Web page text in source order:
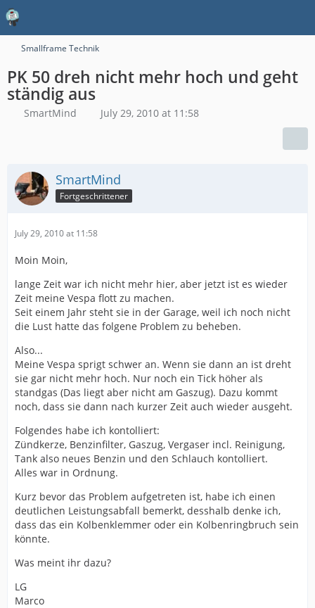
Smallframe Technik
PK 50 dreh nicht mehr hoch und geht
ständig aus
SmartMind July 29, 2010 at 11:58
SmartMind
Fortgeschrittener
July 29, 2010 at 11:58
Moin Moin,
lange Zeit war ich nicht mehr hier, aber jetzt ist es wieder
Zeit meine Vespa flott zu machen.
Seit einem Jahr steht sie in der Garage, weil ich noch nicht
die Lust hatte das folgene Problem zu beheben.
Also...
Meine Vespa sprigt schwer an. Wenn sie dann an ist dreht
sie gar nicht mehr hoch. Nur noch ein Tick höher als
standgas (Das liegt aber nicht am Gaszug). Dazu kommt
noch, dass sie dann nach kurzer Zeit auch wieder ausgeht.
Folgendes habe ich kontolliert:
Zündkerze, Benzinfilter, Gaszug, Vergaser incl. Reinigung,
Tank also neues Benzin und den Schlauch kontolliert.
Alles war in Ordnung.
Kurz bevor das Problem aufgetreten ist, habe ich einen
deutlichen Leistungsabfall bemerkt, desshalb denke ich,
dass das ein Kolbenklemmer oder ein Kolbenringbruch sein
könnte.
Was meint ihr dazu?
LG
Marco